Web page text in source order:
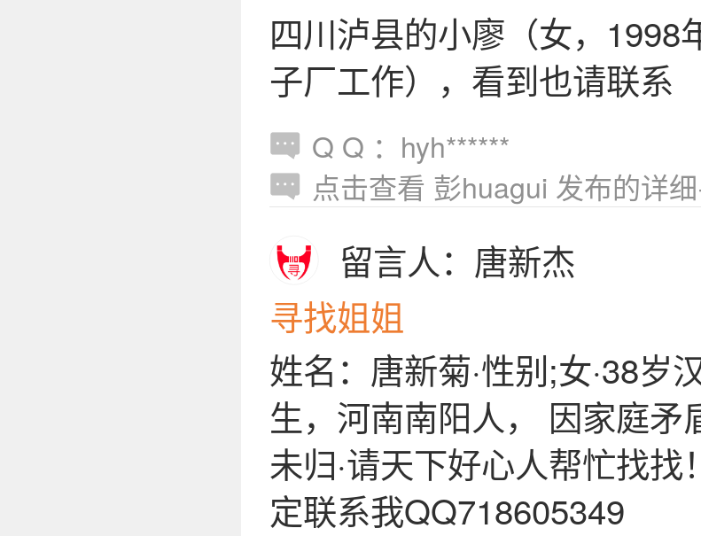
四川泸县的小廖（女，1998
子厂工作），看到也请联系
Q Q ：hyh******
点击查看 彭huagui 发布的详
留言人：唐新杰
寻找姐姐
姓名：唐新菊·性别;女·38岁
生，河南南阳人， 因家庭矛
未归·请天下好心人帮忙找找
定联系我QQ718605349